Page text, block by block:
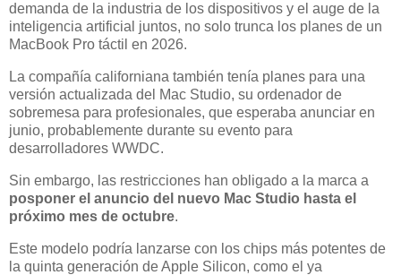
demanda de la industria de los dispositivos y el auge de la
inteligencia artificial juntos, no solo trunca los planes de un
MacBook Pro táctil en 2026.
La compañía californiana también tenía planes para una
versión actualizada del Mac Studio, su ordenador de
sobremesa para profesionales, que esperaba anunciar en
junio, probablemente durante su evento para
desarrolladores WWDC.
Sin embargo, las restricciones han obligado a la marca a
posponer el anuncio del nuevo Mac Studio hasta el
próximo mes de octubre.
Este modelo podría lanzarse con los chips más potentes de
la quinta generación de Apple Silicon, como el ya